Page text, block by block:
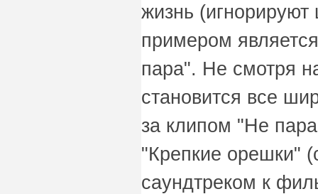
жизнь (игнорируют
примером
пара". Не смотря
становится все
за клипом "Не
"Крепкие орешки"
саундтреком к